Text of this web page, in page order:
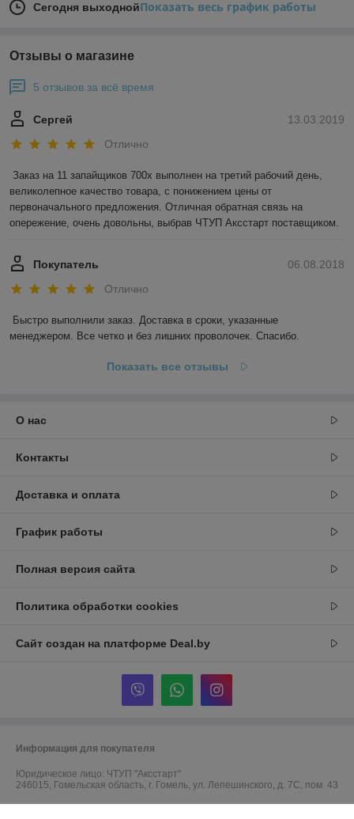
Сегодня выходнойПоказать весь график работы
Отзывы о магазине
5 отзывов за всё время
13.03.2019
Сергей
Отлично
Заказ на 11 запайщиков 700х выполнен на третий рабочий день,
великолепное качество товара, с понижением цены от
первоначального предложения. Отличная обратная связь на
опережение, очень довольны, выбрав ЧТУП Аксстарт поставщиком.
06.08.2018
Покупатель
Отлично
Быстро выполнили заказ. Доставка в сроки, указанные
менеджером. Все четко и без лишних проволочек. Спасибо.
Показать все отзывы
О нас
Контакты
Доставка и оплата
График работы
Полная версия сайта
Политика обработки cookies
Сайт создан на платформе Deal.by
Информация для покупателя
Юридическое лицо: ЧТУП "Аксстарт"
246015, Гомельская область, г. Гомель, ул. Лепешинского, д. 7С, пом. 43